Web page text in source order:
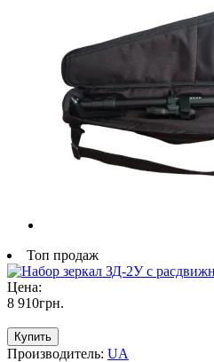
Топ продаж
Цена:
8 910грн.
Купить
Производитель: UA